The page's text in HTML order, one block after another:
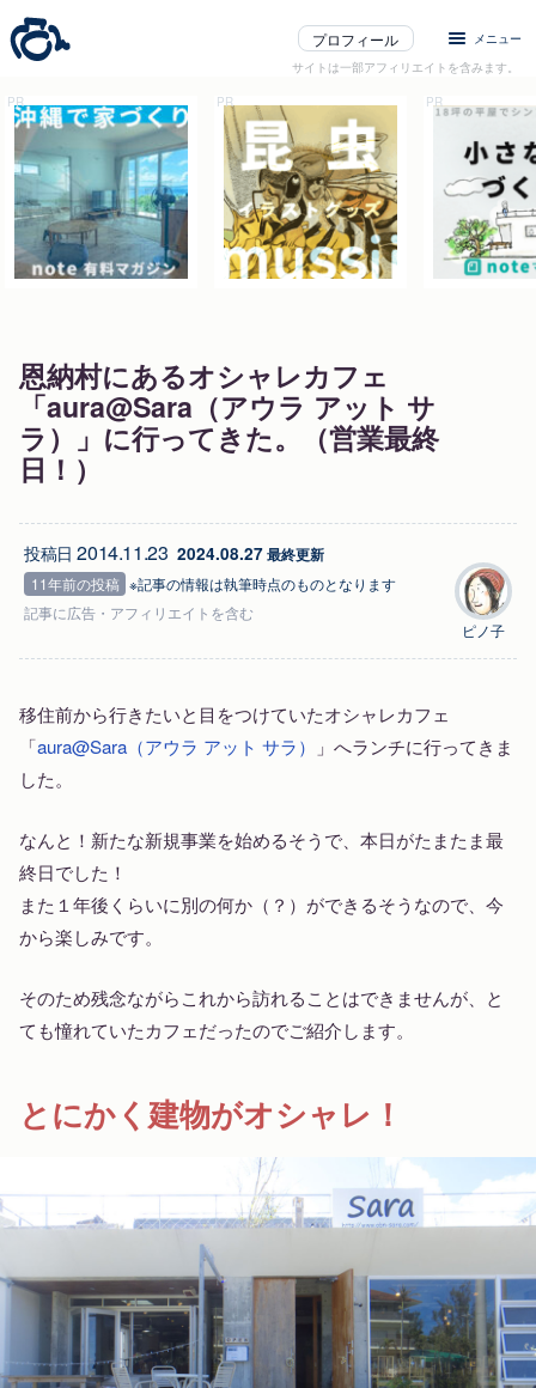
プロフィール
メニュー
サイトは一部アフィリエイトを含みます。
恩納村にあるオシャレカフェ
「aura@Sara（アウラ アット サ
ラ）」に行ってきた。（営業最終
日！）
投稿日2014.11.23 2024.08.27 最終更新
11年前の投稿 ※記事の情報は執筆時点のものとなります
記事に広告 ・アフィリエイトを含む
ピノ子
移住前から行きたいと目をつけていたオシャレカフェ
「aura@Sara（アウラ アット サラ）
」へランチに行ってきま
した。
なんと！新たな新規事業を始めるそうで、本日がたまたま最
終日でした！
また１年後くらいに別の何か（？）ができるそうなので、今
から楽しみです。
そのため残念ながらこれから訪れることはできませんが、と
ても憧れていたカフェだったのでご紹介します。
とにかく建物がオシャレ！